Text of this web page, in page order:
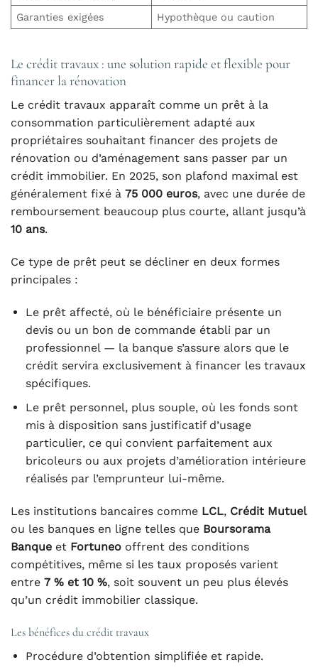
Garanties exigées Hypothèque ou caution
Le crédit travaux : une solution rapide et flexible pour
financer la rénovation
Le crédit travaux apparaît comme un prêt à la
consommation particulièrement adapté aux
propriétaires souhaitant financer des projets de
rénovation ou d’aménagement sans passer par un
crédit immobilier. En 2025, son plafond maximal est
généralement fixé à 75 000 euros, avec une durée de
remboursement beaucoup plus courte, allant jusqu’à
10 ans.
Ce type de prêt peut se décliner en deux formes
principales :
Le prêt affecté, où le bénéficiaire présente un
devis ou un bon de commande établi par un
professionnel — la banque s’assure alors que le
crédit servira exclusivement à financer les travaux
spécifiques.
Le prêt personnel, plus souple, où les fonds sont
mis à disposition sans justificatif d’usage
particulier, ce qui convient parfaitement aux
bricoleurs ou aux projets d’amélioration intérieure
réalisés par l’emprunteur lui-même.
Les institutions bancaires comme LCL, Crédit Mutuel
ou les banques en ligne telles que Boursorama
Banque et Fortuneo offrent des conditions
compétitives, même si les taux proposés varient
entre 7 % et 10 %, soit souvent un peu plus élevés
qu’un crédit immobilier classique.
Les bénéfices du crédit travaux
Procédure d’obtention simplifiée et rapide.